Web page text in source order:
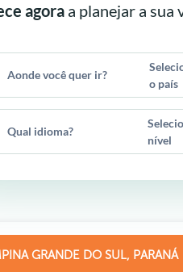
agora a planejar a sua
Aonde você quer ir?
o país
Qual idioma?
nível
GRANDE DO SUL, PARANÁ